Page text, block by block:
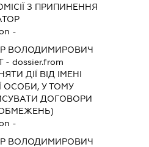
З ПРИПИНЕННЯ
-
ВОЛОДИМИРОВИЧ
- dossier.from
ДІЇ ВІД ІМЕНІ
ОСОБИ, У ТОМУ
ДОГОВОРИ
-
ВОЛОДИМИРОВИЧ